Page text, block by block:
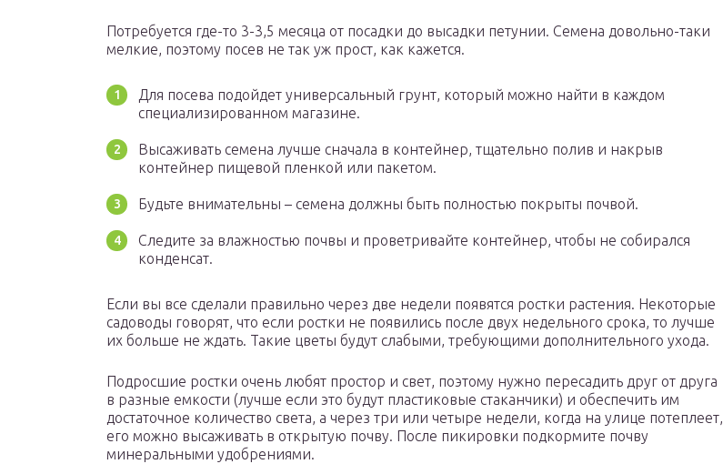
Потребуется где-то 3-3,5 месяца от посадки до высадки петунии. Семена довольно-таки
мелкие, поэтому посев не так уж прост, как кажется.
Для посева подойдет универсальный грунт, который можно найти в каждом
специализированном магазине.
Высаживать семена лучше сначала в контейнер, тщательно полив и накрыв
контейнер пищевой пленкой или пакетом.
Будьте внимательны – семена должны быть полностью покрыты почвой.
Следите за влажностью почвы и проветривайте контейнер, чтобы не собирался
конденсат.
Если вы все сделали правильно через две недели появятся ростки растения. Некоторые
садоводы говорят, что если ростки не появились после двух недельного срока, то лучше
их больше не ждать. Такие цветы будут слабыми, требующими дополнительного ухода.
Подросшие ростки очень любят простор и свет, поэтому нужно пересадить друг от друга
в разные емкости (лучше если это будут пластиковые стаканчики) и обеспечить им
достаточное количество света, а через три или четыре недели, когда на улице потеплеет,
его можно высаживать в открытую почву. После пикировки подкормите почву
минеральными удобрениями.